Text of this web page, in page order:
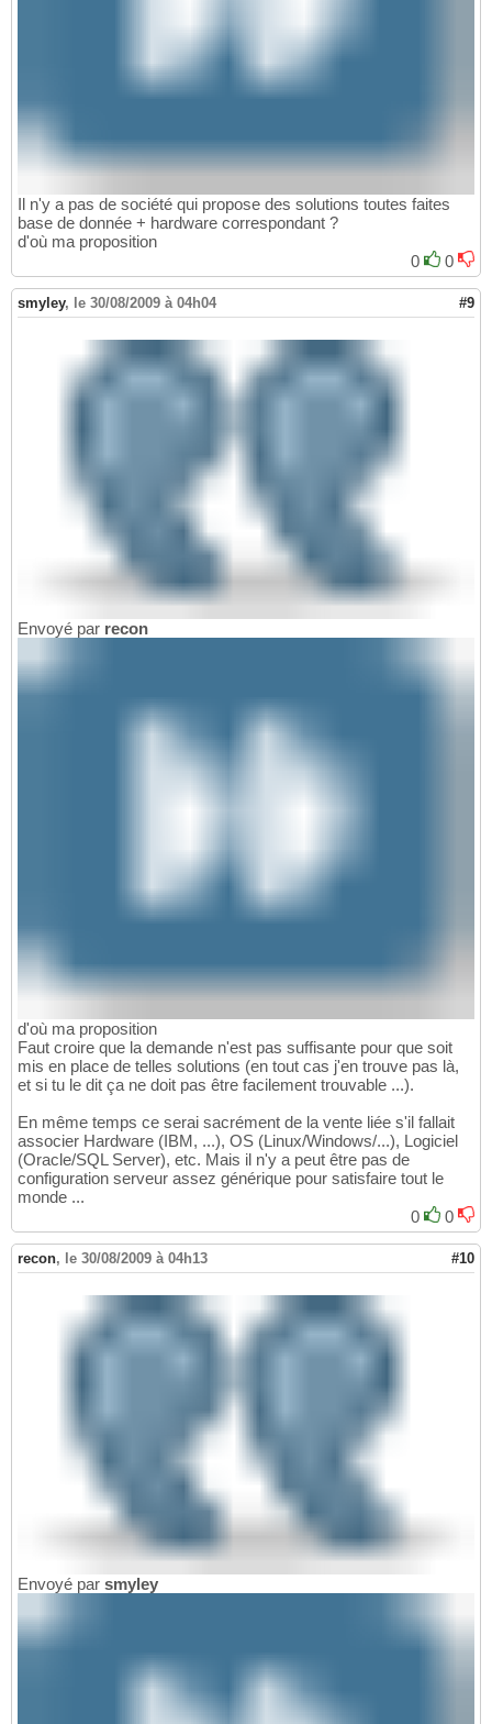
Il n'y a pas de société qui propose des solutions toutes faites
base de donnée + hardware correspondant ?
d'où ma proposition
0
0
smyley, le 30/08/2009 à 04h04 #9
Envoyé par recon
d'où ma proposition
Faut croire que la demande n'est pas suffisante pour que soit
mis en place de telles solutions (en tout cas j'en trouve pas là,
et si tu le dit ça ne doit pas être facilement trouvable ...).
En même temps ce serai sacrément de la vente liée s'il fallait
associer Hardware (IBM, ...), OS (Linux/Windows/...), Logiciel
(Oracle/SQL Server), etc. Mais il n'y a peut être pas de
configuration serveur assez générique pour satisfaire tout le
monde ...
0
0
recon, le 30/08/2009 à 04h13 #10
Envoyé par smyley